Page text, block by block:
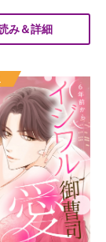
み＆詳細